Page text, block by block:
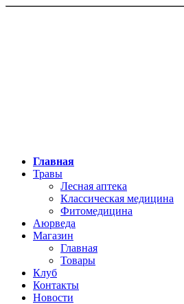
Главная
Травы
Лесная аптека
Классическая медицина
Фитомедицина
Аюрведа
Магазин
Главная
Товары
Клуб
Контакты
Новости